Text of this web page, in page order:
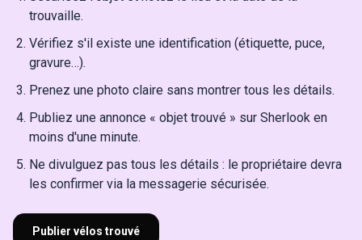
trouvaille.
Vérifiez s'il existe une identification (étiquette, puce,
gravure…).
Prenez une photo claire sans montrer tous les détails.
Publiez une annonce « objet trouvé » sur Sherlook en
moins d'une minute.
Ne divulguez pas tous les détails : le propriétaire devra
les confirmer via la messagerie sécurisée.
Publier vélos trouvé